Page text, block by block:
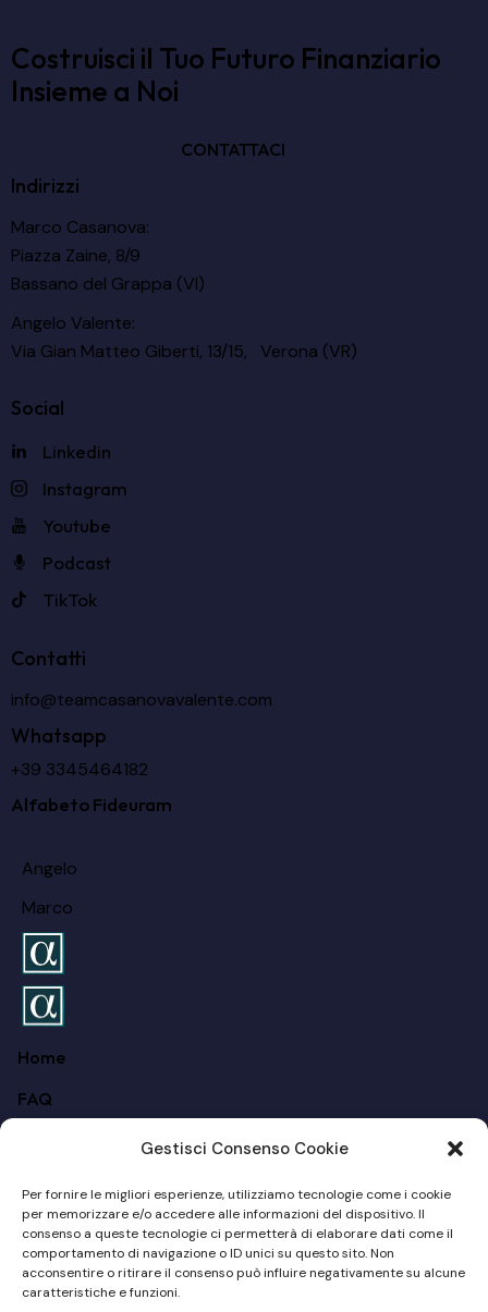
Gestisci Consenso Cookie
Per fornire le migliori esperienze, utilizziamo tecnologie come i cookie
per memorizzare e/o accedere alle informazioni del dispositivo. Il
consenso a queste tecnologie ci permetterà di elaborare dati come il
comportamento di navigazione o ID unici su questo sito. Non
acconsentire o ritirare il consenso può influire negativamente su alcune
caratteristiche e funzioni.
Costruisci il Tuo Futuro Finanziario
Insieme a Noi
CONTATTACI
Indirizzi
Marco Casanova:
Piazza Zaine, 8/9
Bassano del Grappa (VI)
Angelo Valente:
Via Gian Matteo Giberti, 13/15, Verona (VR)
Social
Linkedin
Instagram
Youtube
Podcast
TikTok
Contatti
info@teamcasanovavalente.com
Whatsapp
+39 3345464182
Alfabeto Fideuram
Angelo
Marco
Home
FAQ
Per Le Aziende
Blog